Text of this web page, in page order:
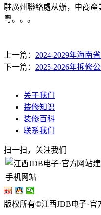
駐廣州聯絡處从辦，中商產
粵。。。
上一篇： 2024-2029年海南
下一篇： 2025-2026年拆修
关于我们
装修知识
装修百科
联系我们
扫一扫，关注我们
手机网站
版权所有©江西JDB电子·官